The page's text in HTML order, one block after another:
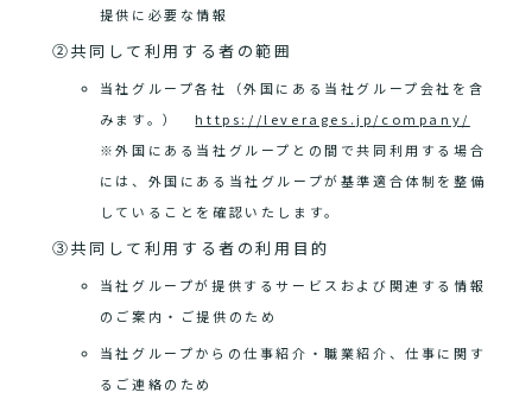
提供に必要な情報
②共同して利用する者の範囲
当社グループ各社（外国にある当社グループ会社を含
みます。） https://leverages.jp/company/
※外国にある当社グループとの間で共同利用する場合
には、外国にある当社グループが基準適合体制を整備
していることを確認いたします。
③共同して利用する者の利用目的
当社グループが提供するサービスおよび関連する情報
のご案内・ご提供のため
当社グループからの仕事紹介・職業紹介、仕事に関す
るご連絡のため